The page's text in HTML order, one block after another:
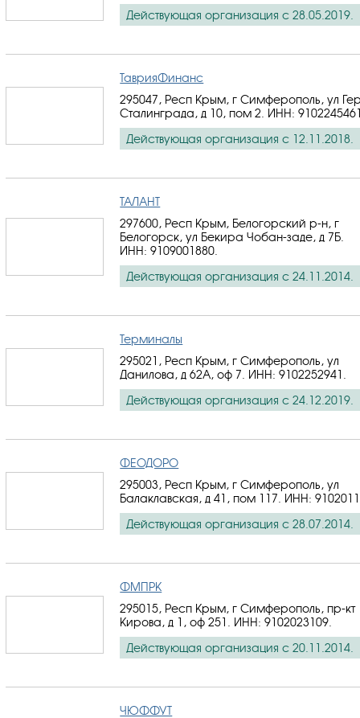
Действующая организация с 28.05.2019.
ТаврияФинанс
295047, Респ Крым, г Симферополь, ул
Сталинграда, д 10, пом 2. ИНН:
Действующая организация с 12.11.2018.
ТАЛАНТ
297600, Респ Крым, Белогорский р-н, г
Белогорск, ул Бекира Чобан-заде, д 7Б.
ИНН: 9109001880
Действующая организация с 24.11.2014.
Терминалы
295021, Респ Крым, г Симферополь, ул
Данилова, д 62А, оф 7. ИНН: 9102252941
Действующая организация с 24.12.2019.
ФЕОДОРО
295003, Респ Крым, г Симферополь, ул
Балаклавская, д 41, пом 117. ИНН:
Действующая организация с 28.07.2014.
ФМПРК
295015, Респ Крым, г Симферополь, пр-кт
Кирова, д 1, оф 251. ИНН: 9102023109
Действующая организация с 20.11.2014.
ЧЮФФУТ